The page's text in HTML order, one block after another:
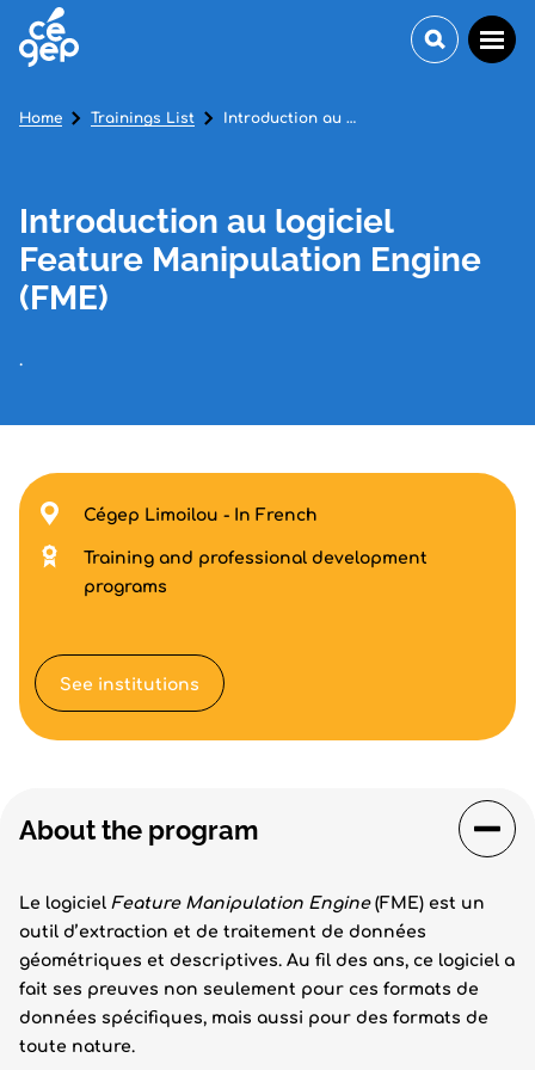
Introduction au logiciel
Feature Manipulation Engine
(FME)
.
Home Trainings List Introduction au logiciel Feature Manipulation Engine (FME)
About the program
Le logiciel Feature Manipulation Engine(FME) est un
outil d’extraction et de traitement de données
géométriques et descriptives. Au fil des ans, ce logiciel a
fait ses preuves non seulement pour ces formats de
données spécifiques, mais aussi pour des formats de
toute nature.
Cégep Limoilou - In French
Training and professional development
programs
See institutions